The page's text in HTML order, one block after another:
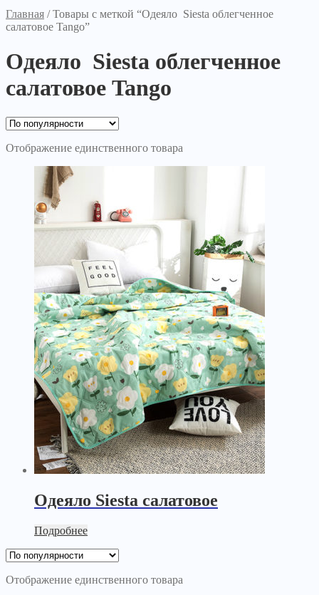
Главная /Товары с меткой “Одеяло Siesta облегченное
салатовое Tango”
Одеяло Siesta облегченное
салатовое Tango
Отображение единственного товара
Одеяло Siesta салатовое
Подробнее
Отображение единственного товара